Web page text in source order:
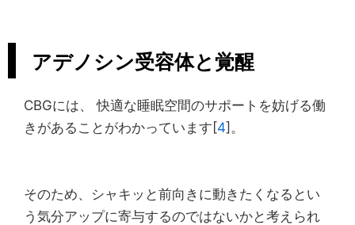
アデノシン受容体と覚醒
CBGには、 快適な睡眠空間のサポートを妨げる働
きがあることがわかっています[4]。
そのため、シャキッと前向きに動きたくなるとい
う気分アップに寄与するのではないかと考えられ